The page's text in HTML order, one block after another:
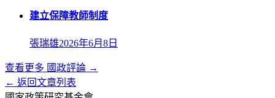
建立保障教師制度
張瑞雄2026年6月8日
查看更多 國政評論 →
← 返回文章列表